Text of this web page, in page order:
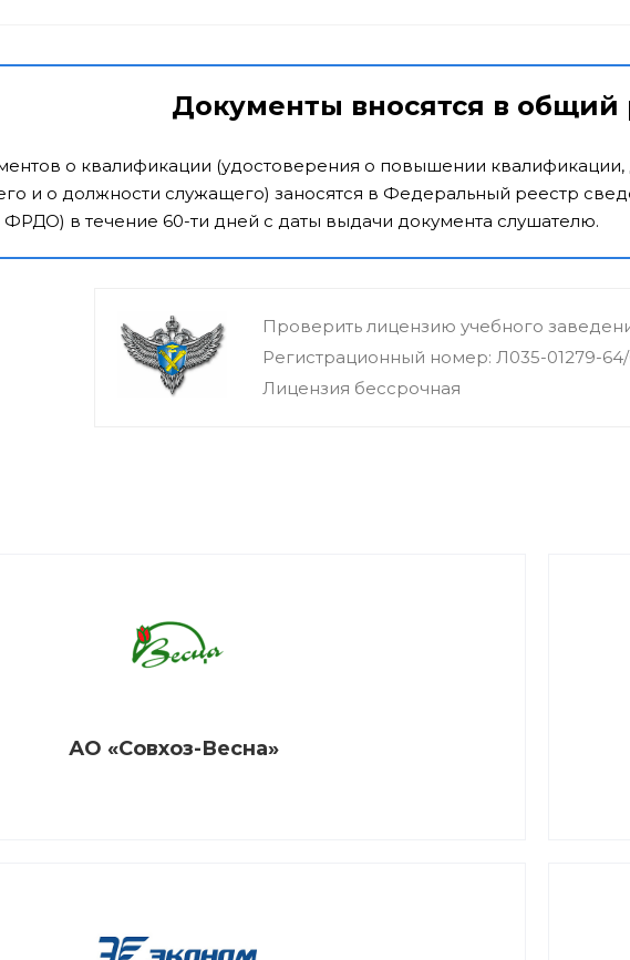
Документы вносятся в
о квалификации (удостоверения о повышении
и о должности служащего) заносятся в Федеральный реестр
в течение 60-ти дней с даты выдачи документа слушателю.
Проверить лицензию учебного
Регистрационный номер: Л035-01279-
Лицензия бессрочная
АО «Совхоз-Весна»